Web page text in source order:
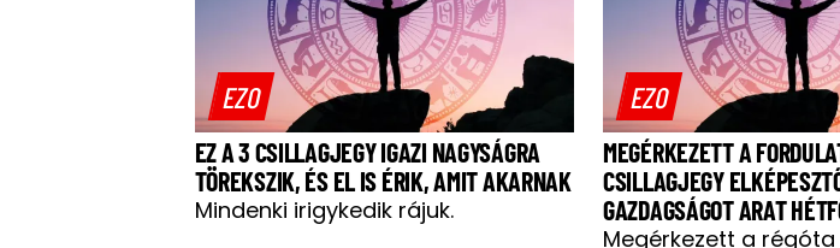
EZO
EZ A 3 CSILLAGJEGY IGAZI NAGYSÁGRA
TÖREKSZIK, ÉS EL IS ÉRIK, AMIT AKARNAK
Mindenki irigykedik rájuk.
EZO
MEGÉRKEZETT A
CSILLAGJEGY
GAZDAGSÁGOT ARAT
Megérkezett a